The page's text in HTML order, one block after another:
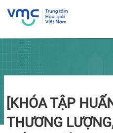
[KHÓA TẬP
THƯƠNG